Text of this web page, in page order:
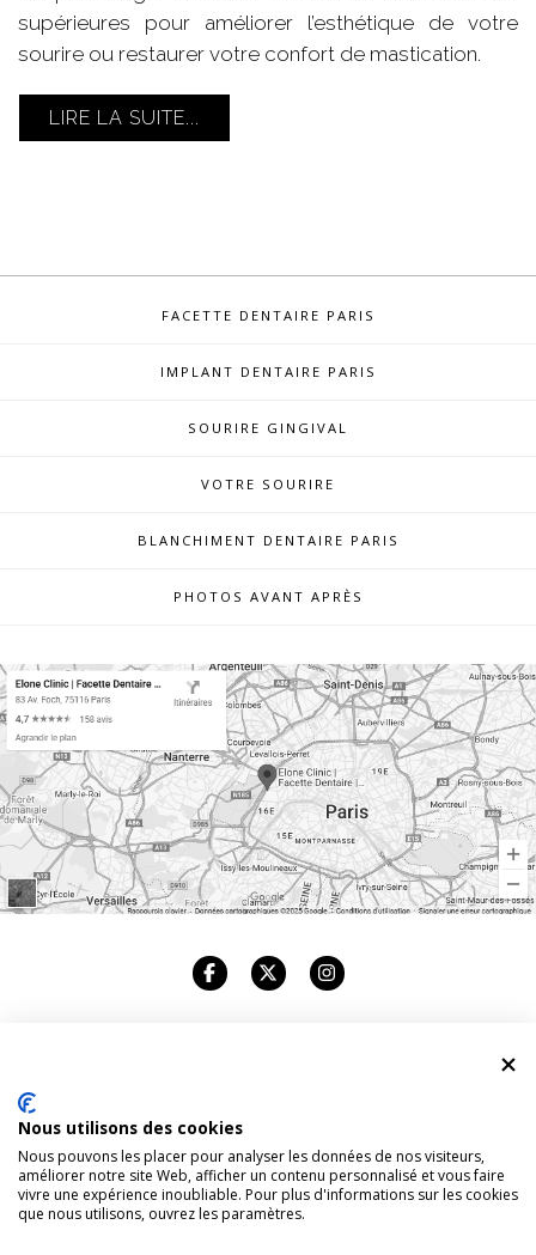
supérieures pour améliorer l’esthétique de votre
sourire ou restaurer votre confort de mastication.
LIRE LA SUITE...
FACETTE DENTAIRE PARIS
IMPLANT DENTAIRE PARIS
SOURIRE GINGIVAL
VOTRE SOURIRE
BLANCHIMENT DENTAIRE PARIS
PHOTOS AVANT APRÈS
CABINET DENTAIRE
83, AVENUE FOCH. 75116 PARIS
Nous utilisons des cookies
Nous pouvons les placer pour analyser les données de nos visiteurs,
améliorer notre site Web, afficher un contenu personnalisé et vous faire
vivre une expérience inoubliable. Pour plus d'informations sur les cookies
que nous utilisons, ouvrez les paramètres.